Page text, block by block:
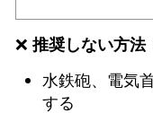
❌ 推奨しない方法
水鉄砲、電気
する